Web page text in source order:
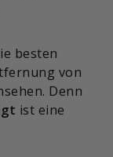
besten
von
Denn
ist eine